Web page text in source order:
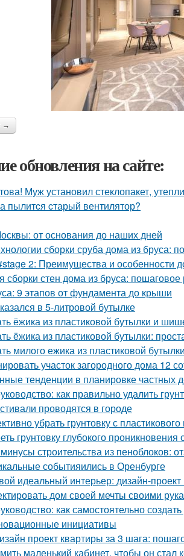
→
обновления на сайте:
Муж установил стеклопакет,
пылитcя cтарый вентилятор?
от основания до наших дней
сборки сруба дома из бруса:
2: Преимущества и особенности
сборки стен дома из бруса: пошаговое
9 этапов от фундамента до крыши
в 5-литровой бутылке
ёжика из пластиковой бутылки и
ёжика из пластиковой бутылки:
милого ежика из пластиковой
участок загородного дома 12
тенденции в планировке частных
как правильно удалить
проводятся в городе
убрать грунтовку с
грунтовку глубокого
строительства из пеноблоков:
событияились в Оренбурге
идеальный интерьер: дизайн-
дом своей мечты своими
как самостоятельно
инициативы
проект квартиры за 3 шага:
маленький кабинет, чтобы он